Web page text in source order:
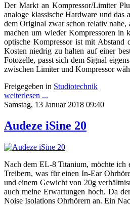
Der Markt an Kompressor/Limiter
analoge klassische Hardware und
dem Original zwar schon relativ nahe,
machen um wieder Kompressoren in
optische Kompressor ist mit
Kosten niedrig zu halten auf einer
Fotozelle, passt sich dem Signal
zwischen Limiter und Kompressor
Freigegeben in Studiotechnik
weiterlesen ...
Samstag, 13 Januar 2018 09:40
Audeze iSine 20
Nach dem EL-8 Titanium, möchte ich
Treibern, was für einen In-Ear
und einem Gewicht von 20g
auch meine Erwartungen hoch. Da
Noise Isolations Ohrhörern an. Ein